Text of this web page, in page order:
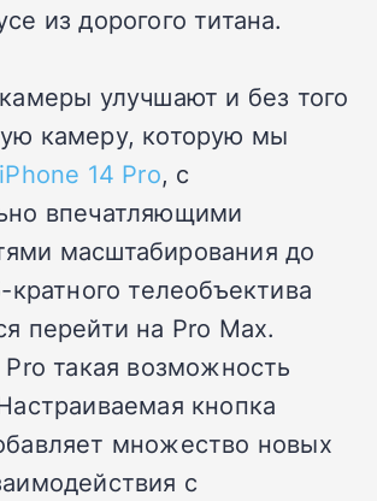
из дорогого титана.
улучшают и без того
камеру, которую мы
iPhone 14 Pro, с
впечатляющими
масштабирования до
телеобъектива
перейти на Pro Max.
такая возможность
кнопка
множество новых
с